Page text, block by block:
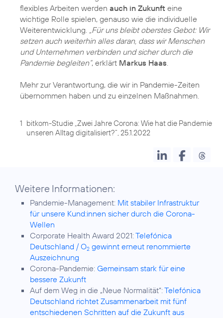
flexibles Arbeiten werden auch in Zukunft eine
wichtige Rolle spielen, genauso wie die individuelle
Weiterentwicklung. „Für uns bleibt oberstes Gebot: Wir
setzen auch weiterhin alles daran, dass wir Menschen
und Unternehmen verbinden und sicher durch die
Pandemie begleiten“, erklärt Markus Haas.
Mehr zur Verantwortung, die wir in Pandemie-Zeiten
übernommen haben und zu einzelnen Maßnahmen.
1 bitkom-Studie „Zwei Jahre Corona: Wie hat die Pandemie
unseren Alltag digitalisiert?“, 25.1.2022
Weitere Informationen:
Pandemie-Management: Mit stabiler Infrastruktur
für unsere Kund:innen sicher durch die Corona-
Wellen
Corporate Health Award 2021:Telefónica
Deutschland / O2 gewinnt erneut renommierte
Auszeichnung
Corona-Pandemie: Gemeinsam stark für eine
bessere Zukunft
Auf dem Weg in die „Neue Normalität“:Telefónica
Deutschland richtet Zusammenarbeit mit fünf
entschiedenen Schritten auf die Zukunft aus